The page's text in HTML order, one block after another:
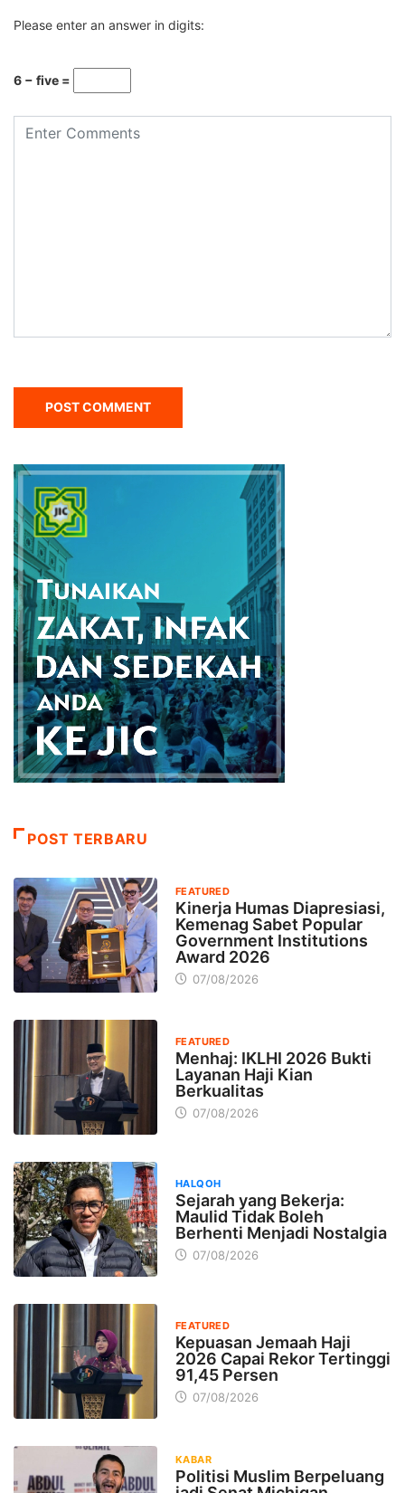
Please enter an answer in digits:
6 − five =
POST TERBARU
FEATURED
Kinerja Humas Diapresiasi,
Kemenag Sabet Popular
Government Institutions
Award 2026
07/08/2026
FEATURED
Menhaj: IKLHI 2026 Bukti
Layanan Haji Kian
Berkualitas
07/08/2026
HALQOH
Sejarah yang Bekerja:
Maulid Tidak Boleh
Berhenti Menjadi Nostalgia
07/08/2026
FEATURED
Kepuasan Jemaah Haji
2026 Capai Rekor Tertinggi
91,45 Persen
07/08/2026
KABAR
Politisi Muslim Berpeluang